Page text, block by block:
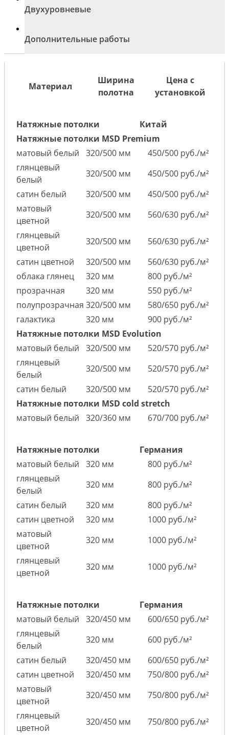
Двухуровневые
Дополнительные работы
Материал
Ширина
полотна
Цена с
установкой
Натяжные потолки
Китай
Натяжные потолки MSD Premium
матовый белый
320/500 мм
450/500 руб./м²
глянцевый
белый
320/500 мм
450/500 руб./м²
сатин белый
320/500 мм
450/500 руб./м²
матовый
цветной
320/500 мм
560/630 руб./м²
глянцевый
цветной
320/500 мм
560/630 руб./м²
сатин цветной
320/500 мм
560/630 руб./м²
облака глянец
320 мм
800 руб./м²
прозрачная
320 мм
550 руб./м²
полупрозрачная 320/500 мм
580/650 руб./м²
галактика
320 мм
900 руб./м²
Натяжные потолки MSD Evolution
матовый белый
320/500 мм
520/570 руб./м²
глянцевый
белый
320/500 мм
520/570 руб./м²
сатин белый
320/500 мм
520/570 руб./м²
Натяжные потолки MSD cold stretch
матовый белый
320/360 мм 670/700 руб./м²
Натяжные потолки
Германия
матовый белый
320 мм
800 руб./м²
глянцевый
белый
320 мм
800 руб./м²
сатин белый
320 мм
800 руб./м²
сатин цветной
320 мм
1000 руб./м²
матовый
цветной
320 мм
1000 руб./м²
глянцевый
цветной
320 мм 1000 руб./м²
Натяжные потолки
Германия
матовый белый
320/450 мм
600/650 руб./м²
глянцевый
белый
320 мм
600 руб./м²
сатин белый
320/450 мм
600/650 руб./м²
сатин цветной
320/450 мм
750/800 руб./м²
матовый
цветной
320/450 мм
750/800 руб./м²
глянцевый
цветной
320/450 мм 750/800 руб./м²